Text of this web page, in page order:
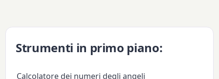
Strumenti in primo piano:
Calcolatore dei numeri degli angeli